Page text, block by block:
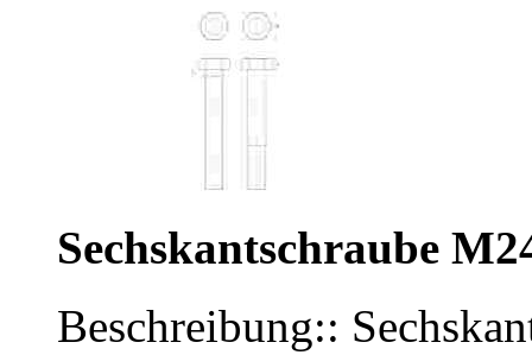
Sechskantschraube
Beschreibung::